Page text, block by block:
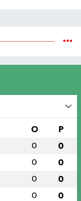
O P
0 0
0 0
0 0
0 0